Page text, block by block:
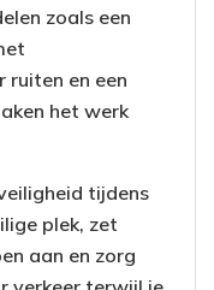
zoals een
ruiten en een
het werk
tijdens
plek, zet
aan en zorg